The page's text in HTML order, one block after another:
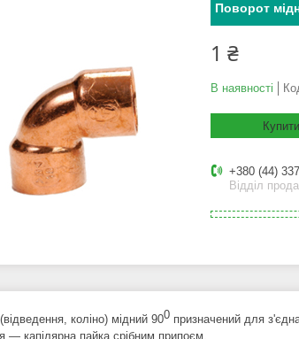
Поворот
1 ₴
В наявності
Купити
+380 (44)
Відділ
коліно) мідний 900 призначений для
— капілярна пайка срібним припоєм.